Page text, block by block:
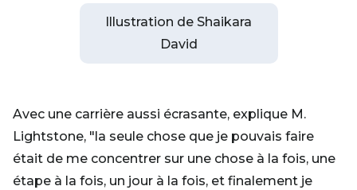
Illustration de Shaikara
David
Avec une carrière aussi écrasante, explique M.
Lightstone, "la seule chose que je pouvais faire
était de me concentrer sur une chose à la fois, une
étape à la fois, un jour à la fois, et finalement je